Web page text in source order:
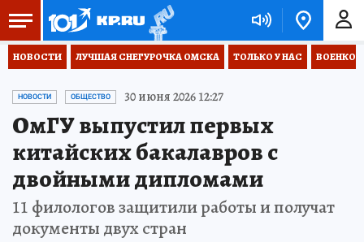
НОВОСТИ ЛУЧШАЯ СНЕГУРОЧКА ОМСКА ТОЛЬКО У НАС
НОВОСТИ ОБЩЕСТВО 30 июня 2026 12:27
ОмГУ выпустил первых
китайских бакалавров с
двойными дипломами
11 филологов защитили работы и получат
документы двух стран